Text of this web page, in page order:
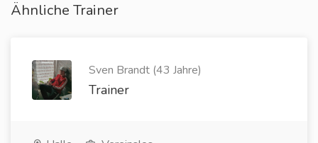
Ähnliche Trainer
Sven Brandt (43 Jahre)
Trainer